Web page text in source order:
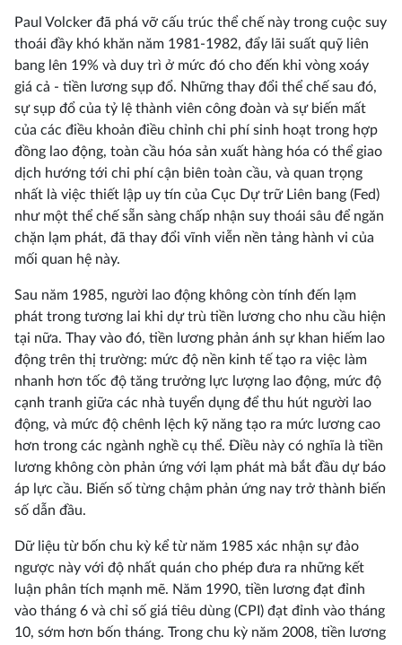
Paul Volcker đã phá vỡ cấu trúc thể chế này trong cuộc suy
thoái đầy khó khăn năm 1981-1982, đẩy lãi suất quỹ liên
bang lên 19% và duy trì ở mức đó cho đến khi vòng xoáy
giá cả - tiền lương sụp đổ. Những thay đổi thể chế sau đó,
sự sụp đổ của tỷ lệ thành viên công đoàn và sự biến mất
của các điều khoản điều chỉnh chi phí sinh hoạt trong hợp
đồng lao động, toàn cầu hóa sản xuất hàng hóa có thể giao
dịch hướng tới chi phí cận biên toàn cầu, và quan trọng
nhất là việc thiết lập uy tín của Cục Dự trữ Liên bang (Fed)
như một thể chế sẵn sàng chấp nhận suy thoái sâu để ngăn
chặn lạm phát, đã thay đổi vĩnh viễn nền tảng hành vi của
mối quan hệ này.
Sau năm 1985, người lao động không còn tính đến lạm
phát trong tương lai khi dự trù tiền lương cho nhu cầu hiện
tại nữa. Thay vào đó, tiền lương phản ánh sự khan hiếm lao
động trên thị trường: mức độ nền kinh tế tạo ra việc làm
nhanh hơn tốc độ tăng trưởng lực lượng lao động, mức độ
cạnh tranh giữa các nhà tuyển dụng để thu hút người lao
động, và mức độ chênh lệch kỹ năng tạo ra mức lương cao
hơn trong các ngành nghề cụ thể. Điều này có nghĩa là tiền
lương không còn phản ứng với lạm phát mà bắt đầu dự báo
áp lực cầu. Biến số từng chậm phản ứng nay trở thành biến
số dẫn đầu.
Dữ liệu từ bốn chu kỳ kể từ năm 1985 xác nhận sự đảo
ngược này với độ nhất quán cho phép đưa ra những kết
luận phân tích mạnh mẽ. Năm 1990, tiền lương đạt đỉnh
vào tháng 6 và chỉ số giá tiêu dùng (CPI) đạt đỉnh vào tháng
10, sớm hơn bốn tháng. Trong chu kỳ năm 2008, tiền lương